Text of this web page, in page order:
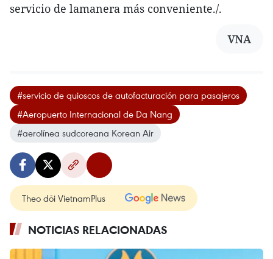
servicio de lamanera más conveniente./.
VNA
#servicio de quioscos de autofacturación para pasajeros
#Aeropuerto Internacional de Da Nang
#aerolínea sudcoreana Korean Air
Theo dõi VietnamPlus
NOTICIAS RELACIONADAS